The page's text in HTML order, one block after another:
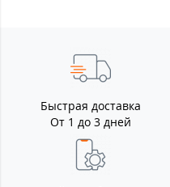
Быстрая доставка
От 1 до 3 дней